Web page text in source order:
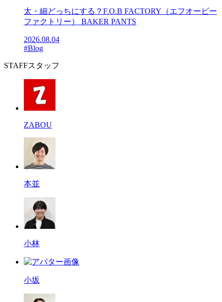
太・細どっちにする？F.O.B FACTORY（エフオービー
ファクトリー） BAKER PANTS
2026.08.04
#Blog
STAFFスタッフ
ZABOU
本並
小林
小坂